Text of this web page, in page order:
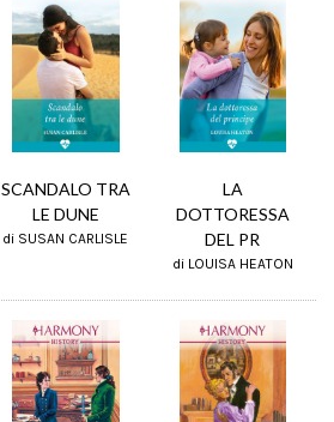
SCANDALO TRA
LE DUNE
di SUSAN CARLISLE
LA
DOTTORESSA
DEL PR
di LOUISA HEATON